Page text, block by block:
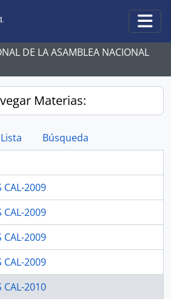
DE LA ASAMBLEA NACIONAL
Materias:
Lista
Búsqueda
CAL-2009
CAL-2009
CAL-2009
CAL-2009
CAL-2010